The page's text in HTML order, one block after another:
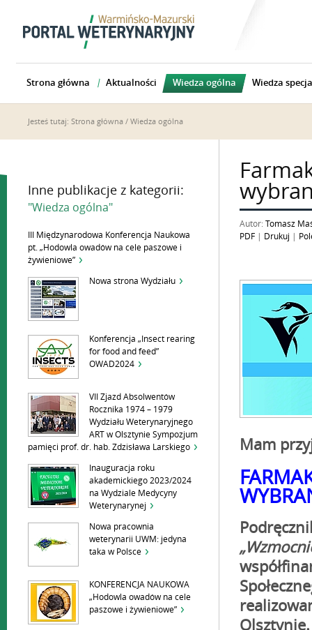
Strona główna Aktualności Wiedza ogólna Wiedza
Jesteś tutaj: Strona główna / Wiedza ogólna
Inne publikacje z kategorii:
"Wiedza ogólna"
III Międzynarodowa Konferencja Naukowa
pt. „Hodowla owadów na cele paszowe i
żywieniowe”
Nowa strona Wydziału
Konferencja „Insect rearing
for food and feed”
OWAD2024
VII Zjazd Absolwentów
Rocznika 1974 – 1979
Wydziału Weterynaryjnego
ART w Olsztynie Sympozjum
pamięci prof. dr. hab. Zdzisława Larskiego
Inauguracja roku
akademickiego 2023/2024
na Wydziale Medycyny
Weterynarynej
Nowa pracownia
weterynarii UWM: jedyna
taka w Polsce
KONFERENCJA NAUKOWA
„Hodowla owadów na cele
paszowe i żywieniowe”
Autor: Tomasz
PDF
Drukuj
Mam